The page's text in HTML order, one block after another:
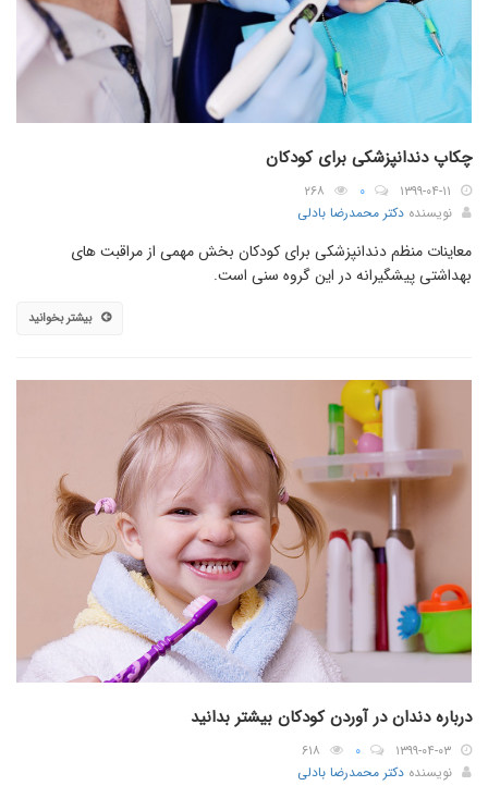
چکاپ دندانپزشکی برای کودکان
۱۳۹۹-۰۴-۱۱ ۰
۲۶۸
نویسنده دکتر محمدرضا بادلی
معاینات منظم دندانپزشکی برای کودکان بخش مهمی از مراقبت های
بهداشتی پیشگیرانه در این گروه سنی است.
بیشتر بخوانید
درباره دندان در آوردن کودکان بیشتر بدانید
۱۳۹۹-۰۴-۰۳ ۰
۶۱۸
نویسنده دکتر محمدرضا بادلی